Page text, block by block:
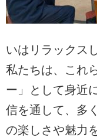
いはリラックス
私たちは、これ
ー」として身近
信を通して、多
の楽しさや魅力